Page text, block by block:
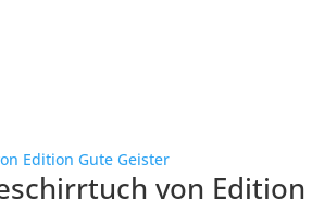
von